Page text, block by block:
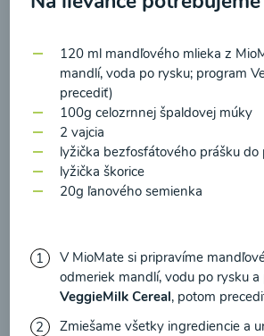
Brokolicové
Kaše
120 ml mandľového mlieka z
mandlí, voda po rysku; program
precediť)
100g celozrnnej špaldovej múky
2 vajcia
lyžička bezfosfátového prášku do
lyžička škorice
20g ľanového semienka
V MioMate si pripravíme
odmeriek mandlí, vodu po rysku a
VeggieMilk Cereal, potom
Zmiešame všetky ingrediencie a
údajova súhlasím s nimi.